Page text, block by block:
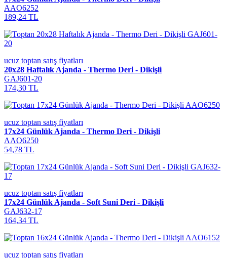
AAO6252
189,24 TL
ucuz toptan satış fiyatları
20x28 Haftalık Ajanda - Thermo Deri - Dikişli
GAJ601-20
174,30 TL
ucuz toptan satış fiyatları
17x24 Günlük Ajanda - Thermo Deri - Dikişli
AAO6250
54,78 TL
ucuz toptan satış fiyatları
17x24 Günlük Ajanda - Soft Suni Deri - Dikişli
GAJ632-17
164,34 TL
ucuz toptan satış fiyatları